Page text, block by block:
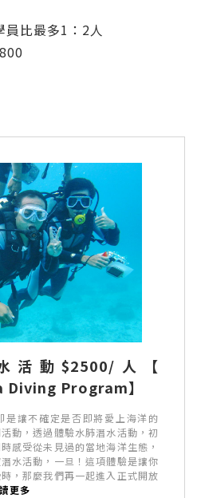
比最多1：2人
活動$2500/人【
Program】
讓不確定是否即將愛上海洋的
動，透過體驗水肺潛水活動，初
感受從未見過的當地海洋生態，
水活動，一旦！這項體驗是讓你
，那麼我們再一起進入正式開放
更多